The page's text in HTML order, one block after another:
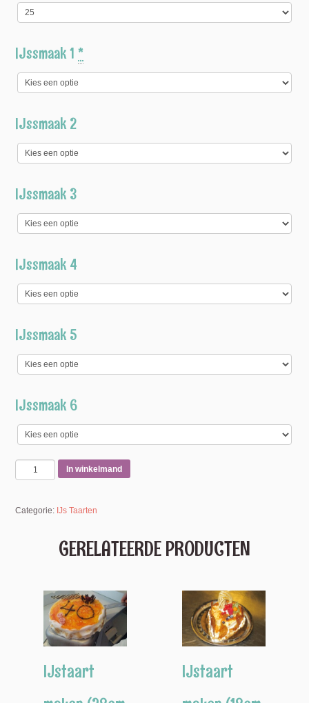
IJssmaak 1*
IJssmaak 2
IJssmaak 3
IJssmaak 4
IJssmaak 5
IJssmaak 6
In winkelmand
Categorie: IJs Taarten
GERELATEERDE PRODUCTEN
IJstaart
IJstaart